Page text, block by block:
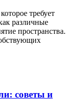
требует
различные
пространства.
советы и